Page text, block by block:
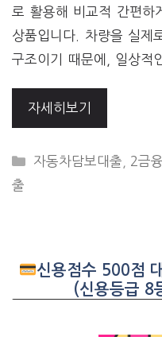
로 활용해 비교적 간편
상품입니다. 차량을 실제
구조이기 때문에, 일상적
자세히보기
CATEGORIES
자동차담보대출 2금
출
신용점수 500점
(신용등급 8